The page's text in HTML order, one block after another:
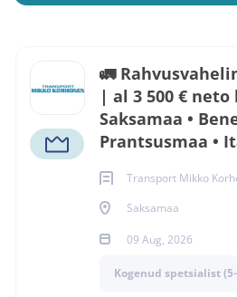
🚛
| al 3 500 € neto
Saksamaa •
Prantsusmaa •
Transport Mikko
Saksamaa
09 Aug, 2026
Kogenud spetsialist
Soovin
Saksamaa
09 Aug, 2026
Kogemustase
Kogenud spetsialist (5–8 aastat)
Ametikoha täpsustus
➤ Logistika ja transport,